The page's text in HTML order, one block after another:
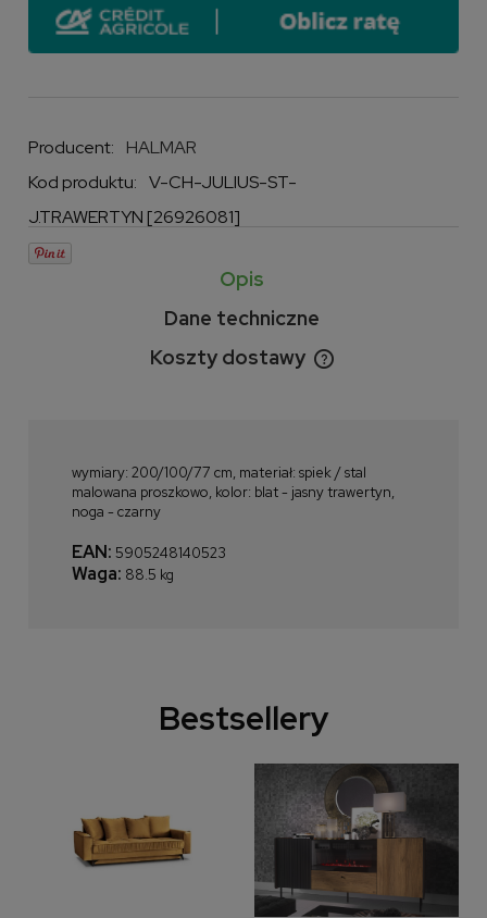
Producent:
HALMAR
Kod produktu: V-CH-JULIUS-ST-
J.TRAWERTYN [26926081]
Opis
Dane techniczne
Koszty dostawy
Cena nie zawiera ewentualnych kosztów płatności
wymiary: 200/100/77 cm, materiał: spiek / stal
malowana proszkowo, kolor: blat - jasny trawertyn,
noga - czarny
EAN: 5905248140523
Waga: 88.5 kg
Bestsellery